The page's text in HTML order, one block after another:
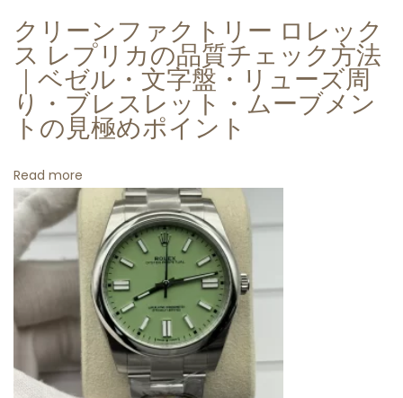
ブ
メ
ト
と
2
時
間
パ
ー
リ
クリーンファクトリー ロレック
ス レプリカの品質チェック方法
｜ベゼル・文字盤・リューズ周
り・ブレスレット・ムーブメン
トの見極めポイント
Read more